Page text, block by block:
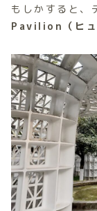
もしかすると、
Pavilion（ヒュ